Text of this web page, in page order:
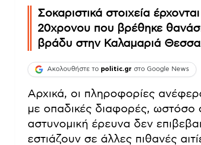
Σοκαριστικά στοιχεία
20χρονου που βρέθηκε
βράδυ στην Καλαμαριά
Ακολουθήστε το politic.gr στο Google News
Αρχικά, οι πληροφορίες
με οπαδικές διαφορές, ωστόσο
αστυνομική έρευνα δεν
εστιάζουν σε άλλες πιθανές